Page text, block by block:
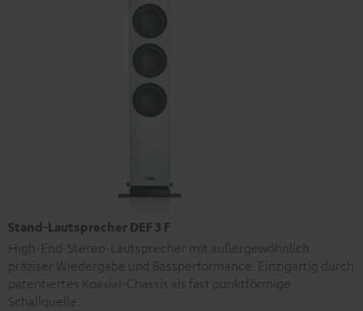
Stand-Lautsprecher DEF 3 F
High-End-Stereo-Lautsprecher mit außergewöhnlich
präziser Wiedergabe und Bassperformance. Einzigartig durch
patentiertes Koaxial-Chassis als fast punktförmige
Schallquelle.